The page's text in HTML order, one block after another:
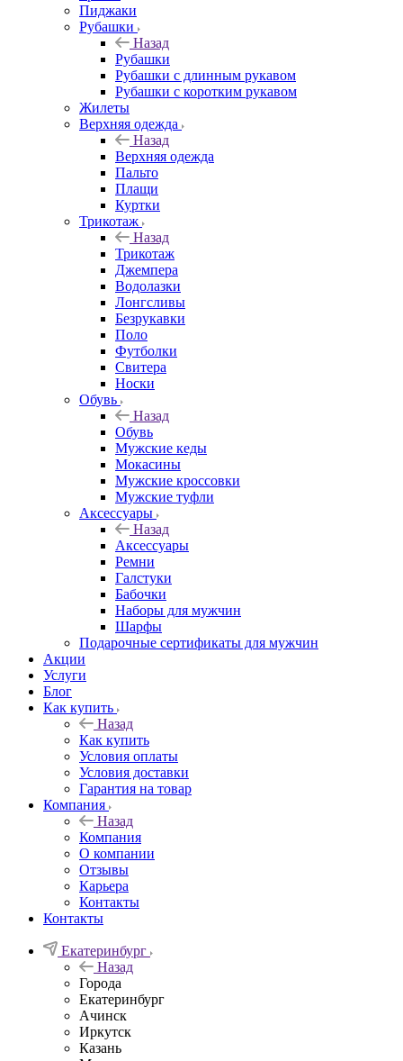
Пиджаки
Рубашки
Назад
Рубашки
Рубашки с длинным рукавом
Рубашки с коротким рукавом
Жилеты
Верхняя одежда
Назад
Верхняя одежда
Пальто
Плащи
Куртки
Трикотаж
Назад
Трикотаж
Джемпера
Водолазки
Лонгсливы
Безрукавки
Поло
Футболки
Свитера
Носки
Обувь
Назад
Обувь
Мужские кеды
Мокасины
Мужские кроссовки
Мужские туфли
Аксессуары
Назад
Аксессуары
Ремни
Галстуки
Бабочки
Наборы для мужчин
Шарфы
Подарочные сертификаты для мужчин
Акции
Услуги
Блог
Как купить
Назад
Как купить
Условия оплаты
Условия доставки
Гарантия на товар
Компания
Назад
Компания
О компании
Отзывы
Карьера
Контакты
Контакты
Екатеринбург
Назад
Города
Екатеринбург
Ачинск
Иркутск
Казань